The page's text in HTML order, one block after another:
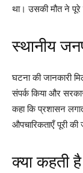
था। उसकी मौत ने पूरे
स्थानीय
घटना की जानकारी
संपर्क किया और
कहा कि प्रशासन
औपचारिकताएँ पूरी की
क्या कहती